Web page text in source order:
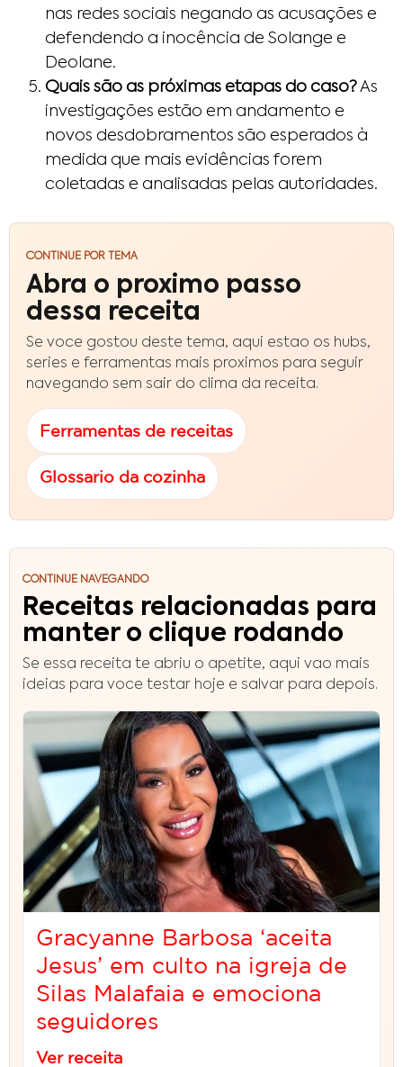
nas redes sociais negando as acusações e
defendendo a inocência de Solange e
Deolane.
Quais são as próximas etapas do caso?As
investigações estão em andamento e
novos desdobramentos são esperados à
medida que mais evidências forem
coletadas e analisadas pelas autoridades.
CONTINUE POR TEMA
Abra o proximo passo
dessa receita
Se voce gostou deste tema, aqui estao os hubs,
series e ferramentas mais proximos para seguir
navegando sem sair do clima da receita.
Ferramentas de receitas
Glossario da cozinha
CONTINUE NAVEGANDO
Receitas relacionadas para
manter o clique rodando
Se essa receita te abriu o apetite, aqui vao mais
ideias para voce testar hoje e salvar para depois.
Gracyanne Barbosa ‘aceita
Jesus’ em culto na igreja de
Silas Malafaia e emociona
seguidores
Ver receita